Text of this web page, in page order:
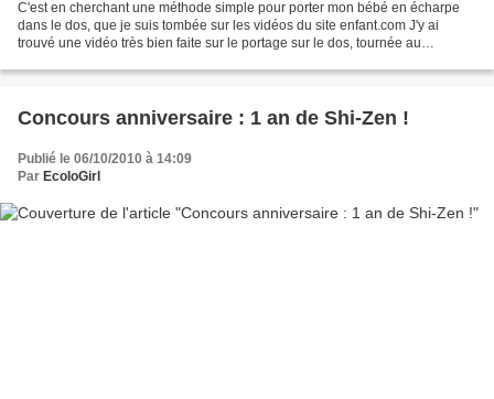
C'est en cherchant une méthode simple pour porter mon bébé en écharpe
dans le dos, que je suis tombée sur les vidéos du site enfant.com J'y ai
trouvé une vidéo très bien faite sur le portage sur le dos, tournée au
Concours anniversaire : 1 an de Shi-Zen !
Publié le 06/10/2010 à 14:09
Par EcoloGirl